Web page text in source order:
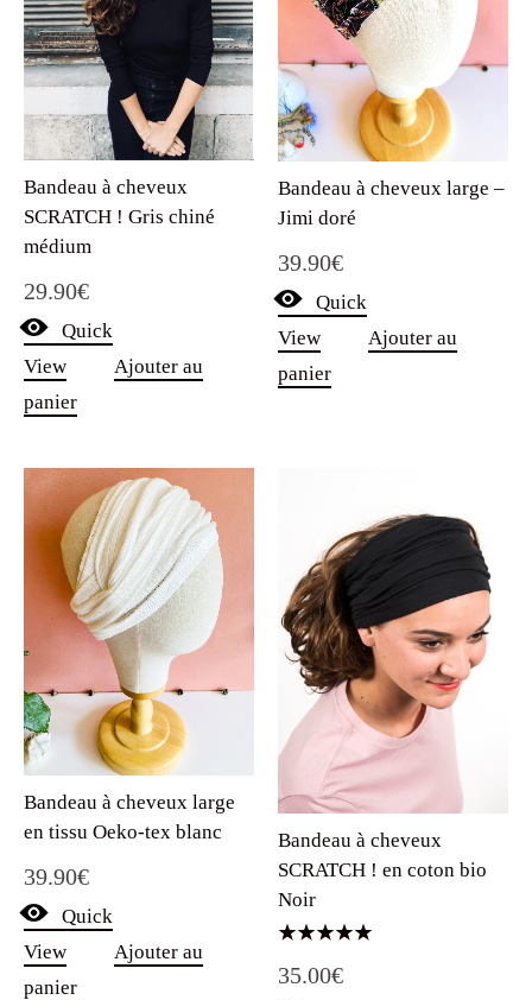
Bandeau à cheveux
SCRATCH ! Gris chiné
médium
29.90€
Quick
View
Ajouter au
panier
Bandeau à cheveux large –
Jimi doré
39.90€
Quick
View
Ajouter au
panier
Bandeau à cheveux large
en tissu Oeko-tex blanc
39.90€
Quick
View
Ajouter au
panier
Bandeau à cheveux
SCRATCH ! en coton bio
Noir
5.00
sur 5
35.00€